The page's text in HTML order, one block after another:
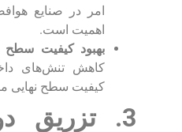
امر در صنایع
اهمیت است.
بهبود کیفیت
کاهش تنش‌های
کیفیت سطح نهایی
3. تزریق دو رنگ (